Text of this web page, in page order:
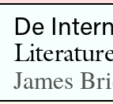
De
James